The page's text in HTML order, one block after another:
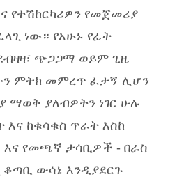
የተሽከርካሪዎን የመጀመሪያ
ነው። የአሁኑ የፊት
ጭጋጋማ ወይም ጊዜ
ምትክ መምረጥ ፈታኝ ሊሆን
ማወቅ ያለብዎትን ነገር ሁሉ
እና ከቁሳቁስ ጥራት እስከ
እና የመጫኛ ታሳቢዎች - በራስ
ውሳኔ እንዲያደርጉ